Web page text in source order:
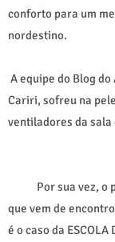
conforto para um
nordestino.
A equipe do Blog
Cariri, sofreu na
ventiladores da sala
Por sua vez, o
que vem de
é o caso da ESCOLA